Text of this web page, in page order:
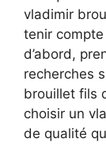
vladimir
tenir
d’abord,
recherches
brouillet fils
choisir un
de qualité